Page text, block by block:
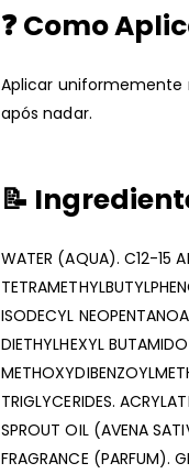
❓Como
Aplicar uniformemente
após nadar.
📝
WATER (AQUA). C12-15
ISODECYL
DIETHYLHEXYL
TRIGLYCERIDES.
SPROUT OIL (AVENA
FRAGRANCE (PARFUM).